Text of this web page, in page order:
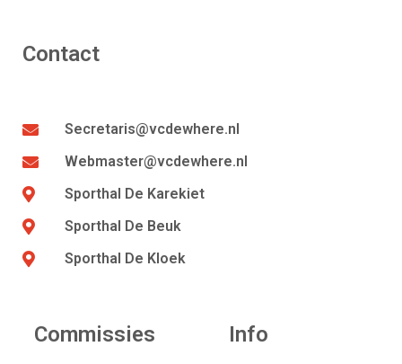
Contact
Secretaris@vcdewhere.nl
Webmaster@vcdewhere.nl
Sporthal De Karekiet
Sporthal De Beuk
Sporthal De Kloek
Commissies Info